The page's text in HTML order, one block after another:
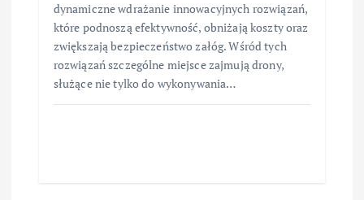
dynamiczne wdrażanie innowacyjnych rozwiązań,
które podnoszą efektywność, obniżają koszty oraz
zwiększają bezpieczeństwo załóg. Wśród tych
rozwiązań szczególne miejsce zajmują drony,
służące nie tylko do wykonywania…